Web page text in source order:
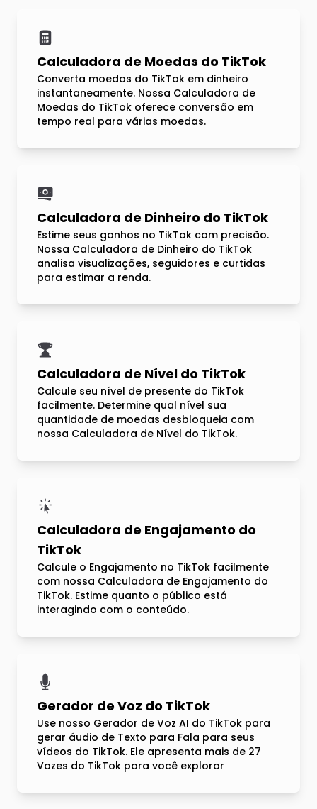
Calculadora de Moedas do TikTok
Converta moedas do TikTok em dinheiro
instantaneamente. Nossa Calculadora de
Moedas do TikTok oferece conversão em
tempo real para várias moedas.
Calculadora de Dinheiro do TikTok
Estime seus ganhos no TikTok com precisão.
Nossa Calculadora de Dinheiro do TikTok
analisa visualizações, seguidores e curtidas
para estimar a renda.
Calculadora de Nível do TikTok
Calcule seu nível de presente do TikTok
facilmente. Determine qual nível sua
quantidade de moedas desbloqueia com
nossa Calculadora de Nível do TikTok.
Calculadora de Engajamento do
TikTok
Calcule o Engajamento no TikTok facilmente
com nossa Calculadora de Engajamento do
TikTok. Estime quanto o público está
interagindo com o conteúdo.
Gerador de Voz do TikTok
Use nosso Gerador de Voz AI do TikTok para
gerar áudio de Texto para Fala para seus
vídeos do TikTok. Ele apresenta mais de 27
Vozes do TikTok para você explorar